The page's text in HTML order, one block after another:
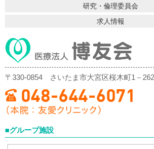
研究・倫理委員会
求人情報
〒330-0854 さいたま市大宮区桜木町1－262
■グループ施設